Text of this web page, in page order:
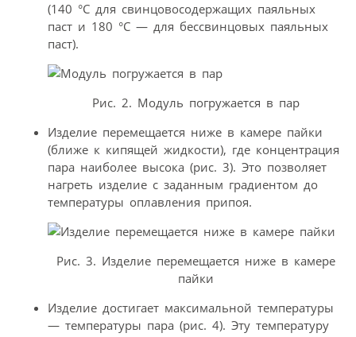
(140 °С для свинцовосодержащих паяльных
паст и 180 °С — для бессвинцовых паяльных
паст).
Рис. 2. Модуль погружается в пар
Изделие перемещается ниже в камере пайки
(ближе к кипящей жидкости), где концентрация
пара наиболее высока (рис. 3). Это позволяет
нагреть изделие с заданным градиентом до
температуры оплавления припоя.
Рис. 3. Изделие перемещается ниже в камере
пайки
Изделие достигает максимальной температуры
— температуры пара (рис. 4). Эту температуру